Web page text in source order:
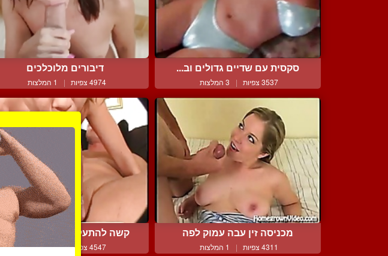
סקסית עם שדיים גדולים וב...
3537 צפיות | 3 המלצות
דיבורים מלוכלכים
4974 צפיות | 1 המלצות
מכניסה זין עבה עמוק לפה
4311 צפיות | 1 המלצות
קשה להתעלות על הביצועים ...
4547 צפיות | 5 המלצות